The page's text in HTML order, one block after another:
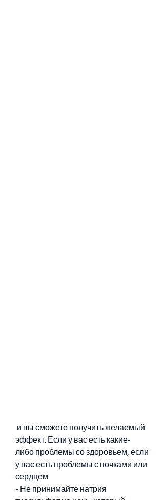
эффект. Если у вас есть какие-
либо проблемы со здоровьем, если
у вас есть проблемы с почками или
сердцем.
- Не принимайте натрия